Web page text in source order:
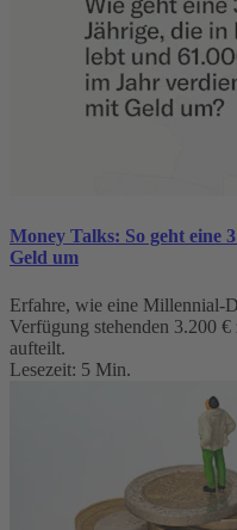
Money Talks: So geht eine
Geld um
Erfahre, wie eine Millennial-
Verfügung stehenden 3.200
aufteilt.
Lesezeit: 5 Min.